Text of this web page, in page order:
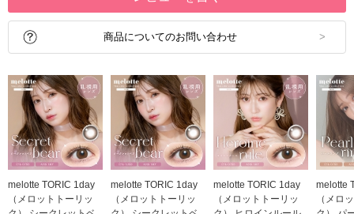
商品についてのお問い合わせ
melotte TORIC 1day
（メロットトーリッ
melotte TORIC 1day
（メロットトーリッ
melotte TORIC 1day
（メロットトーリッ
melotte
（メロ